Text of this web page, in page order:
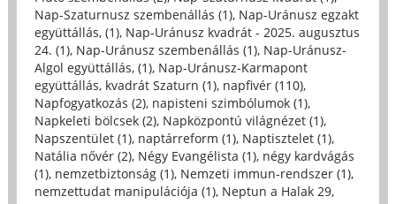
Nap-Szaturnusz szembenállás (1), Nap-Uránusz egzakt
együttállás, (1), Nap-Uránusz kvadrát - 2025. augusztus
24. (1), Nap-Uránusz szembenállás (1), Nap-Uránusz-
Algol együttállás, (1), Nap-Uránusz-Karmapont
együttállás, kvadrát Szaturn (1), napfivér (110),
Napfogyatkozás (2), napisteni szimbólumok (1),
Napkeleti bölcsek (2), Napközpontú világnézet (1),
Napszentület (1), naptárreform (1), Naptisztelet (1),
Natália nővér (2), Négy Evangélista (1), négy kardvágás
(1), nemzetbiztonság (1), Nemzeti immun-rendszer (1),
nemzettudat manipulációja (1), Neptun a Halak 29,